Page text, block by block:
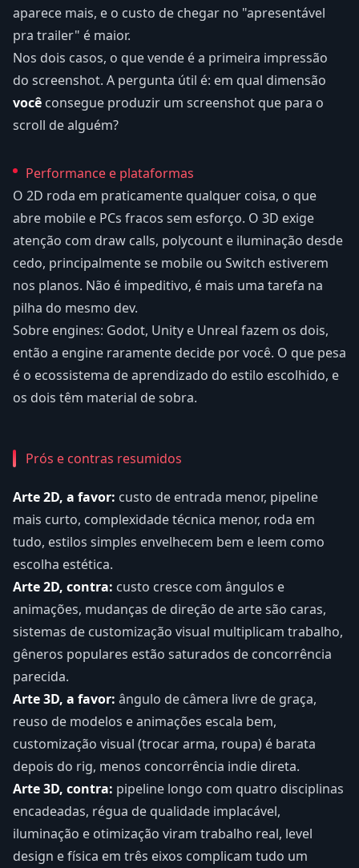
aparece mais, e o custo de chegar no "apresentável
pra trailer" é maior.
Nos dois casos, o que vende é a primeira impressão
do screenshot. A pergunta útil é: em qual dimensão
você consegue produzir um screenshot que para o
scroll de alguém?
Performance e plataformas
O 2D roda em praticamente qualquer coisa, o que
abre mobile e PCs fracos sem esforço. O 3D exige
atenção com draw calls, polycount e iluminação desde
cedo, principalmente se mobile ou Switch estiverem
nos planos. Não é impeditivo, é mais uma tarefa na
pilha do mesmo dev.
Sobre engines: Godot, Unity e Unreal fazem os dois,
então a engine raramente decide por você. O que pesa
é o ecossistema de aprendizado do estilo escolhido, e
os dois têm material de sobra.
Prós e contras resumidos
Arte 2D, a favor: custo de entrada menor, pipeline
mais curto, complexidade técnica menor, roda em
tudo, estilos simples envelhecem bem e leem como
escolha estética.
Arte 2D, contra: custo cresce com ângulos e
animações, mudanças de direção de arte são caras,
sistemas de customização visual multiplicam trabalho,
gêneros populares estão saturados de concorrência
parecida.
Arte 3D, a favor: ângulo de câmera livre de graça,
reuso de modelos e animações escala bem,
customização visual (trocar arma, roupa) é barata
depois do rig, menos concorrência indie direta.
Arte 3D, contra: pipeline longo com quatro disciplinas
encadeadas, régua de qualidade implacável,
iluminação e otimização viram trabalho real, level
design e física em três eixos complicam tudo um